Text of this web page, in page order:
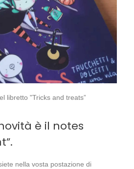
libretto "Tricks and treats”
è il notes
nella vosta postazione di